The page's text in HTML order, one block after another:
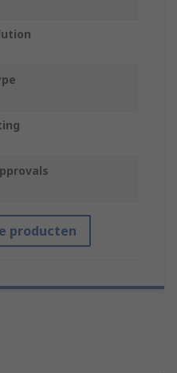
producten